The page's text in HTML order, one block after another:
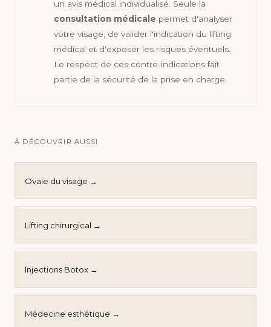
un avis médical individualisé. Seule la
consultation médicale permet d'analyser
votre visage, de valider l'indication du lifting
médical et d'exposer les risques éventuels.
Le respect de ces contre-indications fait
partie de la sécurité de la prise en charge.
À DÉCOUVRIR AUSSI
Ovale du visage →
Lifting chirurgical →
Injections Botox →
Médecine esthétique →